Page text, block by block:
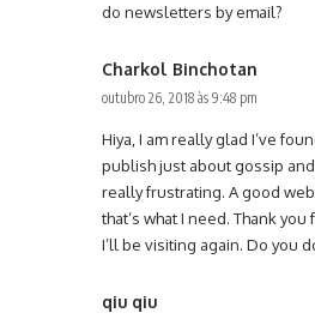
do newsletters by email?
Charkol Binchotan
outubro 26, 2018 às 9:48 pm
Hiya, I am really glad I’ve
publish just about gossip
really frustrating. A good
that’s what I need. Thank
I’ll be visiting again. Do you
qiu qiu